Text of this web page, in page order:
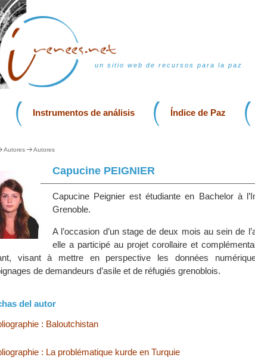
un sitio web de recursos para la paz
Instrumentos de análisis Índice de Paz
Autores Autores
Capucine PEIGNIER
Capucine Peignier est étudiante en Bachelor à
Grenoble.
A l’occasion d’un stage de deux mois au sein de
elle a participé au projet corollaire et
visant à mettre en perspective les données
de demandeurs d’asile et de réfugiés grenoblois.
del autor
: Baloutchistan
: La problématique kurde en Turquie